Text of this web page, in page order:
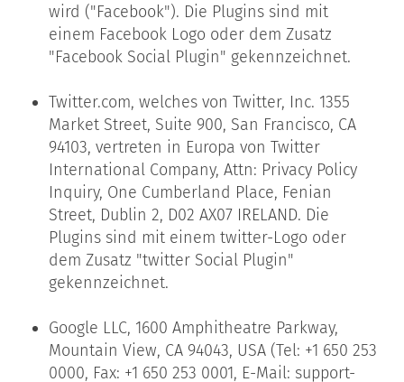
wird ("Facebook"). Die Plugins sind mit
einem Facebook Logo oder dem Zusatz
"Facebook Social Plugin" gekennzeichnet.
Twitter.com, welches von Twitter, Inc. 1355
Market Street, Suite 900, San Francisco, CA
94103, vertreten in Europa von Twitter
International Company, Attn: Privacy Policy
Inquiry, One Cumberland Place, Fenian
Street, Dublin 2, D02 AX07 IRELAND. Die
Plugins sind mit einem twitter-Logo oder
dem Zusatz "twitter Social Plugin"
gekennzeichnet.
Google LLC, 1600 Amphitheatre Parkway,
Mountain View, CA 94043, USA (Tel: +1 650 253
0000, Fax: +1 650 253 0001, E-Mail: support-